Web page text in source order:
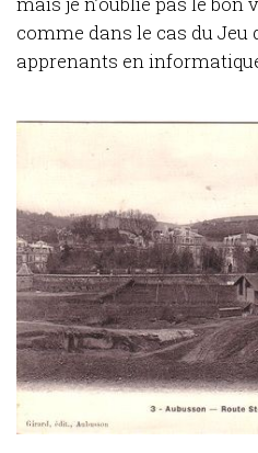
comme dans le cas du Jeu
apprenants en